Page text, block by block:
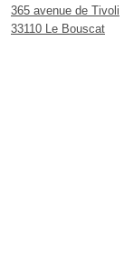
365 avenue de Tivoli
33110 Le Bouscat